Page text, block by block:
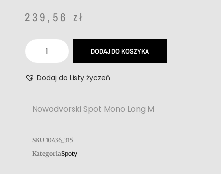
239,56 zł
DODAJ DO KOSZYKA
Dodaj do Listy życzeń
Nowodvorski Spot Mono Long M
SKU 10436_315
KategoriaSpoty